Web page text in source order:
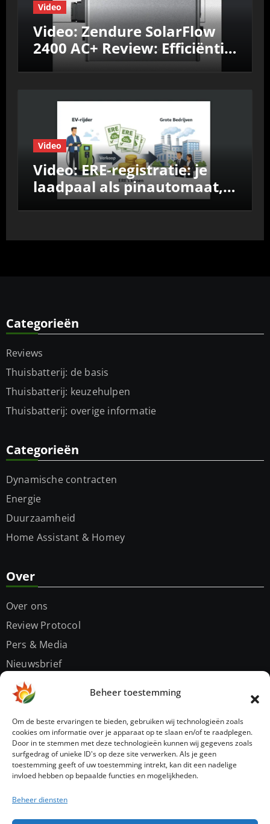
Beheer toestemming
Om de beste ervaringen te bieden, gebruiken wij technologieën zoals
cookies om informatie over je apparaat op te slaan en/of te raadplegen.
Door in te stemmen met deze technologieën kunnen wij gegevens zoals
surfgedrag of unieke ID's op deze site verwerken. Als je geen
toestemming geeft of uw toestemming intrekt, kan dit een nadelige
invloed hebben op bepaalde functies en mogelijkheden.
Beheer diensten
Video
Video: Zendure SolarFlow
2400 AC+ Review: Efficiëntie,
prestaties &
Video
Video: ERE-registratie: je
laadpaal als pinautomaat,
vergelijk de aanbieders
Categorieën
Reviews
Thuisbatterij: de basis
Thuisbatterij: keuzehulpen
Thuisbatterij: overige informatie
Categorieën
Dynamische contracten
Energie
Duurzaamheid
Home Assistant & Homey
Over
Over ons
Review Protocol
Pers & Media
Nieuwsbrief
Contact
Privacybeleid
Sitemap